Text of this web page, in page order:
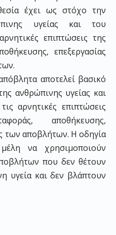
έχει ως στόχο την
υγείας και του
επιπτώσεις της
επεξεργασίας
αποτελεί βασικό
ανθρώπινης υγείας και
αρνητικές επιπτώσεις
αποθήκευσης,
των αποβλήτων. Η οδηγία
να χρησιμοποιούν
που δεν θέτουν
υγεία και δεν βλάπτουν